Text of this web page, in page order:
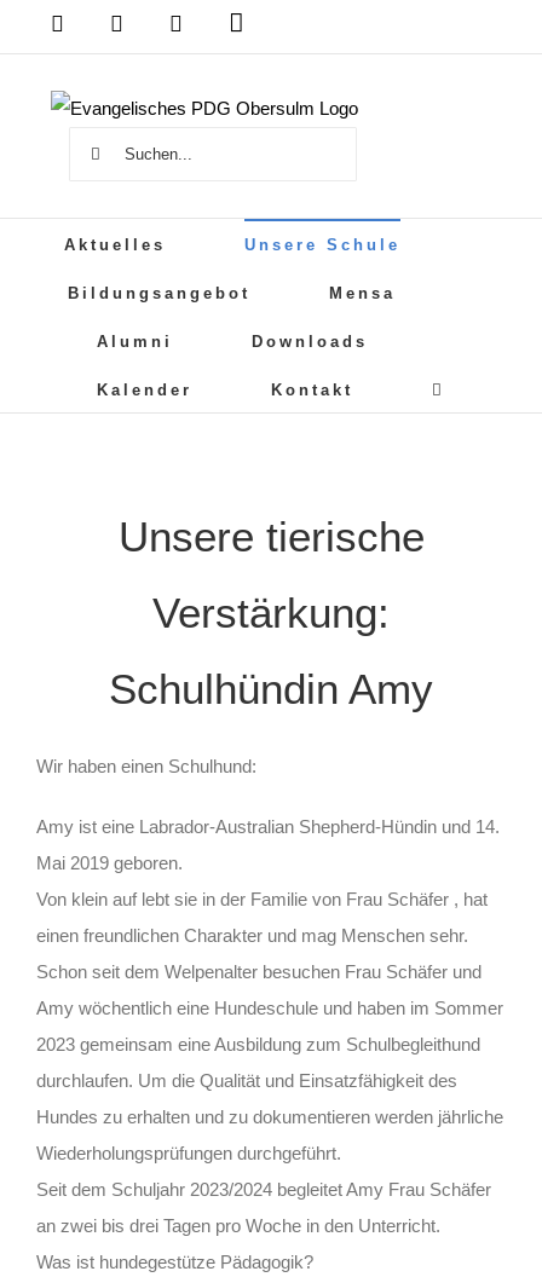
Inhalt
springen
DSB MensaPDG
PDG
Instagram
Suche
Aktuelles Unsere Schule
Bildungsangebot Mensa
Alumni Downloads
Kalender Kontakt
Unsere tierische
Verstärkung:
Schulhündin Amy
Wir haben einen Schulhund:
Amy ist eine Labrador-Australian Shepherd-Hündin und 14.
Mai 2019 geboren.
Von klein auf lebt sie in der Familie von Frau Schäfer , hat
einen freundlichen Charakter und mag Menschen sehr.
Schon seit dem Welpenalter besuchen Frau Schäfer und
Amy wöchentlich eine Hundeschule und haben im Sommer
2023 gemeinsam eine Ausbildung zum Schulbegleithund
durchlaufen. Um die Qualität und Einsatzfähigkeit des
Hundes zu erhalten und zu dokumentieren werden jährliche
Wiederholungsprüfungen durchgeführt.
Seit dem Schuljahr 2023/2024 begleitet Amy Frau Schäfer
an zwei bis drei Tagen pro Woche in den Unterricht.
Was ist hundegestütze Pädagogik?